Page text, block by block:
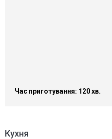
Час приготування: 120 хв.
Кухня